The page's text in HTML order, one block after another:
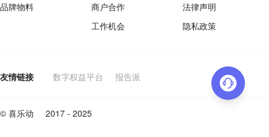
品牌物料
商户合作
工作机会
法律声明
隐私政策
友情链接 数字权益平台 报告派
© 喜乐动 2017 - 2025